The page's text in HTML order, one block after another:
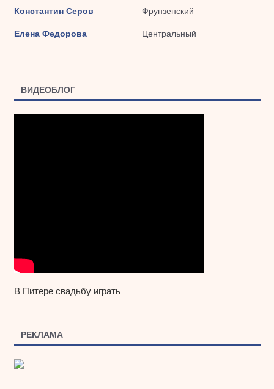
Константин Серов Фрунзенский
Елена Федорова Центральный
ВИДЕОБЛОГ
В Питере свадьбу играть
РЕКЛАМА